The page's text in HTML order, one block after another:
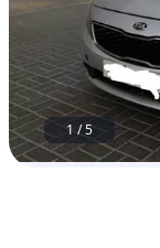
1 /5